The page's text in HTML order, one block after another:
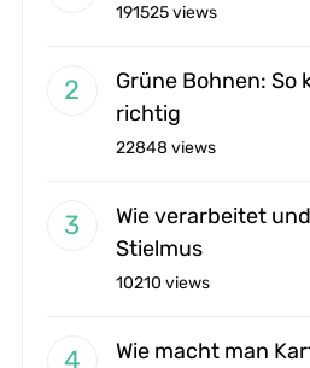
191525 views
Grüne Bohnen: So
richtig
22848 views
Wie verarbeitet
Stielmus
10210 views
Wie macht man